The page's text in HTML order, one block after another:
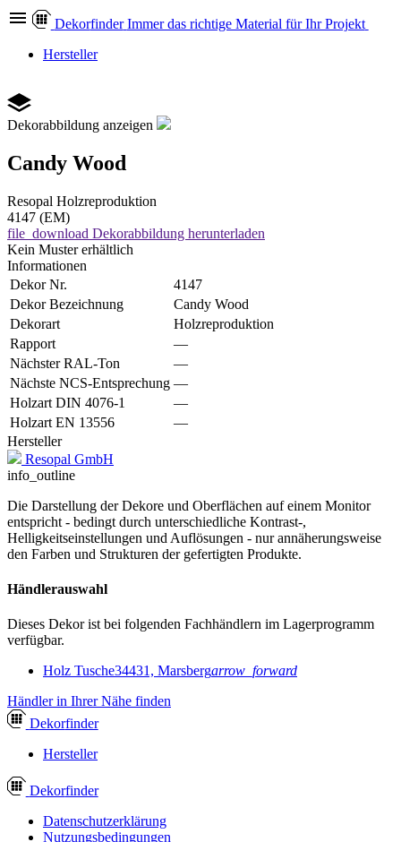
Dekorfinder Immer das richtige Material für Ihr Projekt
Hersteller
Dekorabbildung anzeigen
Candy Wood
Resopal Holzreproduktion
4147 (EM)
file_download Dekorabbildung herunterladen
Kein Muster erhältlich
Informationen
Dekor Nr.
4147
Dekor Bezeichnung
Candy Wood
Dekorart
Holzreproduktion
Rapport
—
Nächster RAL-Ton
—
Nächste NCS-Entsprechung —
Holzart DIN 4076-1
—
Holzart EN 13556
—
Hersteller
Resopal GmbH
info_outline
Die Darstellung der Dekore und Oberflächen auf einem Monitor
entspricht - bedingt durch unterschiedliche Kontrast-,
Helligkeitseinstellungen und Auflösungen - nur annäherungsweise
den Farben und Strukturen der gefertigten Produkte.
Händlerauswahl
Dieses Dekor ist bei folgenden Fachhändlern im Lagerprogramm
verfügbar.
Holz Tusche34431, Marsbergarrow_forward
Händler in Ihrer Nähe finden
Dekorfinder
Hersteller
Dekorfinder
Datenschutzerklärung
Nutzungsbedingungen